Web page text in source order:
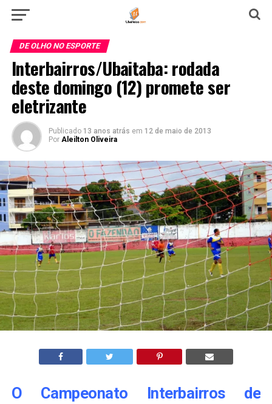
DE OLHO NO ESPORTE
Interbairros/Ubaitaba: rodada
deste domingo (12) promete ser
eletrizante
Publicado 13 anos atrás em 12 de maio de 2013
Por Aleilton Oliveira
O Campeonato Interbairros de